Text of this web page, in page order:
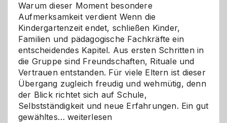
Warum dieser Moment besondere
Aufmerksamkeit verdient Wenn die
Kindergartenzeit endet, schließen Kinder,
Familien und pädagogische Fachkräfte ein
entscheidendes Kapitel. Aus ersten Schritten in
die Gruppe sind Freundschaften, Rituale und
Vertrauen entstanden. Für viele Eltern ist dieser
Übergang zugleich freudig und wehmütig, denn
der Blick richtet sich auf Schule,
Selbstständigkeit und neue Erfahrungen. Ein gut
gewähltes…Abschied
weiterlesen